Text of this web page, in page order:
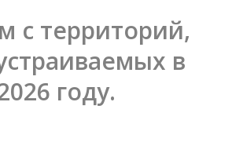
с территорий,
в
году.